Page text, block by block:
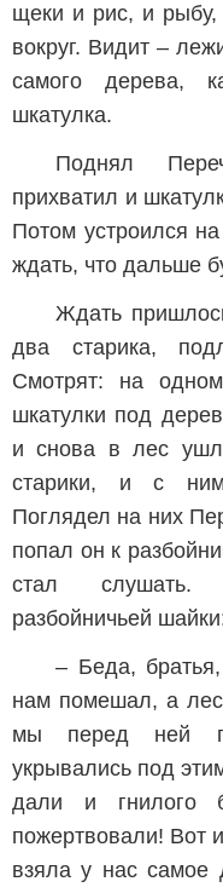
щеки и рис, и рыбу,
вокруг. Видит –
самого дерева,
шкатулка.
Поднял
прихватил и
Потом устроился
ждать, что дальше
Ждать
два старика,
Смотрят: на
шкатулки под
и снова в лес
старики, и с
Поглядел на них
попал он к
стал слушать.
разбойничьей
– Беда,
нам помешал, а
мы перед ней
укрывались под
дали и гнилого
пожертвовали! Вот
взяла у нас самое